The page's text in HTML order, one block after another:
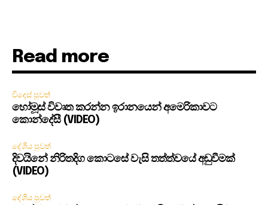
Read more
විදෙස් පුවත්
හෝමූස් විවෘත කරන්න ඉරානයෙන් අමෙරිකාවට
කොන්දේසී (VIDEO)
දේශීය පුවත්
දිවයිනේ නිරිතදිග කොටසේ වැසි තත්ත්වයේ අඩුවීමක්
(VIDEO)
දේශීය පුවත්